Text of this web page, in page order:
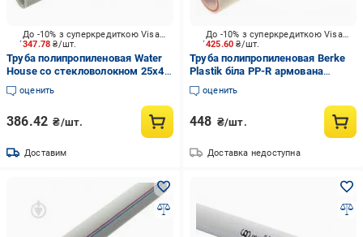
347.78₴/шт.
До -10% з суперкредиткою Visa Вигода
Труба полипропиленовая Water
House со стекловолокном 25х4,2
PN-20
оценить
386.42 ₴/шт.
Доставим
425.60₴/шт.
До -10% з суперкредиткою Visa Вигода
Труба полипропиленовая Berke
Plastik біла PP-R армована
скловолокном 25 мм PN 20
оценить
448 ₴/шт.
Доставка недоступна